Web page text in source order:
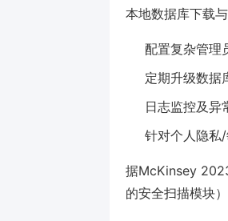
本地数据库下载
配置复杂管理
定期升级数据
日志监控及异
针对个人隐私
据McKinsey
的安全扫描模块